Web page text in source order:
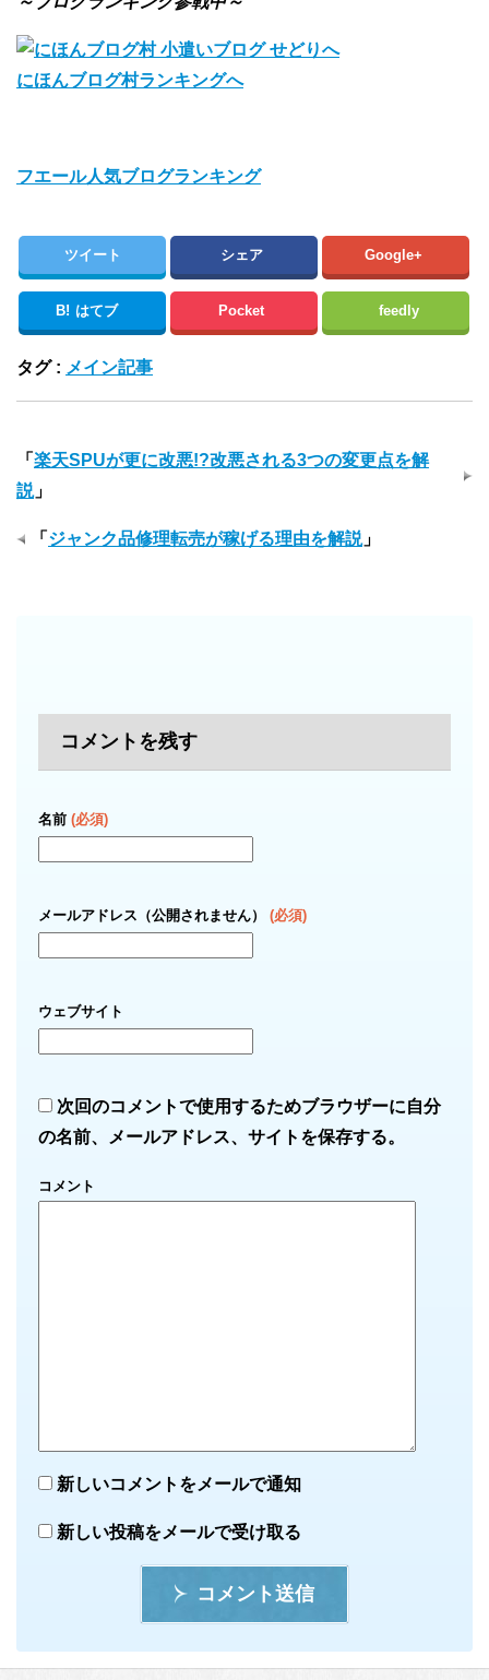
にほんブログ村ランキングへ
フエール人気ブログランキング
ツイート シェア Google+
B! はてブ Pocket feedly
タグ : メイン記事
「 楽天SPUが更に改悪!?改悪される3つの変更点を解
説」
「 ジャンク品修理転売が稼げる理由を解説」
コメントを残す
名前 (必須)
メールアドレス（公開されません） (必須)
ウェブサイト
次回のコメントで使用するためブラウザーに自分
の名前、メールアドレス、サイトを保存する。
コメント
新しいコメントをメールで通知
新しい投稿をメールで受け取る
コメント送信